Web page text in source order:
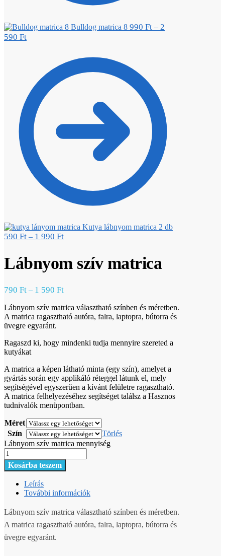
Bulldog matrica 8 990 Ft – 2
590 Ft
Kutya lábnyom matrica 2 db
590 Ft – 1 990 Ft
Lábnyom szív matrica
790 Ft – 1 590 Ft
Lábnyom szív matrica választható színben és méretben.
A matrica ragasztható autóra, falra, laptopra, bútorra és
üvegre egyaránt.
Ragaszd ki, hogy mindenki tudja mennyire szereted a
kutyákat
A matrica a képen látható minta (egy szín), amelyet a
gyártás során egy applikáló réteggel látunk el, mely
segítségével egyszerűen a kívánt felületre ragasztható.
A matrica felhelyezéséhez segítséget találsz a Hasznos
tudnivalók menüpontban.
Méret
Szín
Törlés
Lábnyom szív matrica mennyiség
Kosárba teszem
Leírás
További információk
Lábnyom szív matrica választható színben és méretben.
A matrica ragasztható autóra, falra, laptopra, bútorra és
üvegre egyaránt.